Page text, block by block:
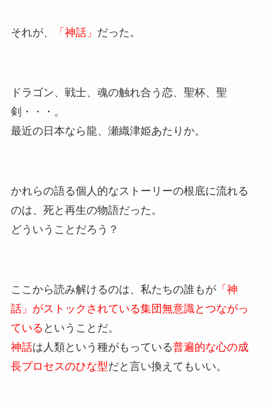
それが、 「神話」 だった。
ドラゴン、戦士、魂の触れ合う恋、聖杯、聖
剣・・・。
最近の日本なら龍、瀬織津姫あたりか。
かれらの語る個人的なストーリーの根底に流れる
のは、死と再生の物語だった。
どういうことだろう？
ここから読み解けるのは、私たちの誰もが「神
話」がストックされている集団無意識とつながっ
ている ということだ。
神話は人類という種がもっている普遍的な心の成
長プロセスのひな型だと言い換えてもいい。